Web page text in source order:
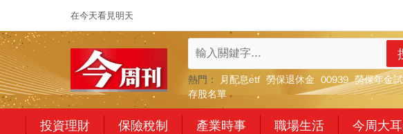
在今天看見明天
熱門： 月配息etf 勞保退休金 00939 勞保年金
存股名單
投資理財 保險稅制 產業時事 職場生活 今周大